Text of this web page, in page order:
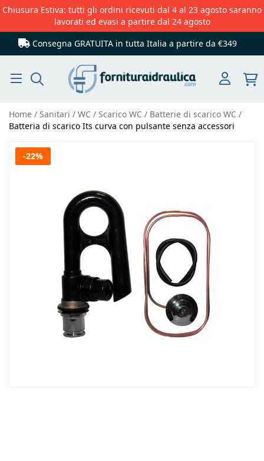
Chiusura Estiva: tutti gli ordini ricevuti dal 4 al 23 agosto saranno
lavorati ed evasi a partire dal 24 agosto
Consegna GRATUITA in tutta Italia a partire da €349
Home Sanitari WC Scarico WC
Batterie di scarico WC
Batteria di scarico Its curva con pulsante senza accessori
Vai
-22%